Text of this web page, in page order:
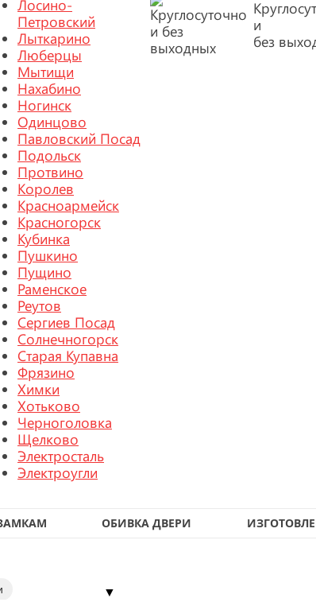
Лосино-
Петровский
Лыткарино
Люберцы
Мытищи
Нахабино
Ногинск
Одинцово
Павловский Посад
Подольск
Протвино
Королев
Красноармейск
Красногорск
Кубинка
Пушкино
Пущино
Раменское
Реутов
Сергиев Посад
Солнечногорск
Старая Купавна
Фрязино
Химки
Хотьково
Черноголовка
Щелково
Электросталь
Электроугли
и
без
ОБИВКА ДВЕРИ
▼